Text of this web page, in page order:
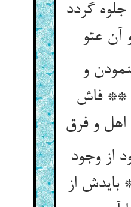
گردد
آن عتو
و
** فاش
اهل و فرق
از وجود
بایدش از